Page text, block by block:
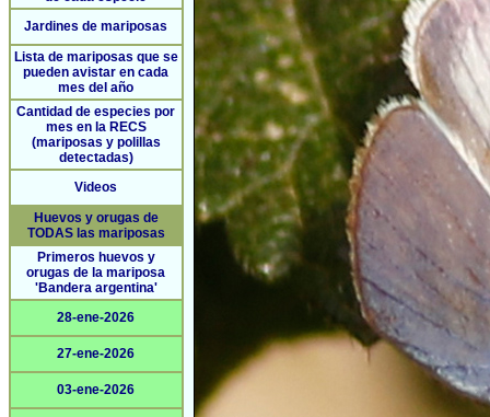
Jardines de mariposas
Lista de mariposas que se
pueden avistar en cada
mes del año
Cantidad de especies por
mes en la RECS
(mariposas y polillas
detectadas)
Videos
Huevos y orugas de
TODAS las mariposas
Primeros huevos y
orugas de la mariposa
'Bandera argentina'
28-ene-2026
27-ene-2026
03-ene-2026